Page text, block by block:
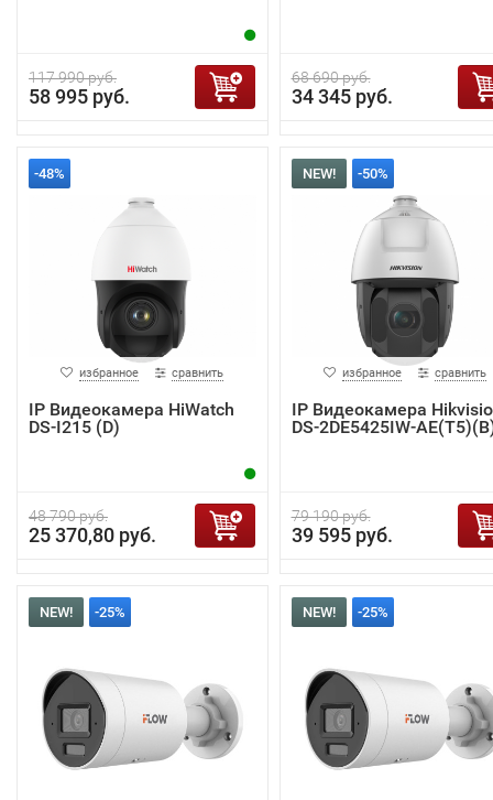
117 990 руб.
58 995 руб.
68 690 руб.
34 345 руб.
-48%
избранное сравнить
IP Видеокамера HiWatch
DS-I215 (D)
48 790 руб.
25 370,80 руб.
NEW! -50%
избранное сравнить
IP Видеокамера
DS-2DE5425IW-
79 190 руб.
39 595 руб.
NEW! -25% NEW! -25%